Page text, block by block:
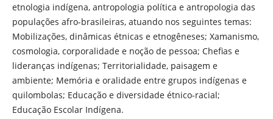
etnologia indígena, antropologia política e antropologia das
populações afro-brasileiras, atuando nos seguintes temas:
Mobilizações, dinâmicas étnicas e etnogêneses; Xamanismo,
cosmologia, corporalidade e noção de pessoa; Chefias e
lideranças indígenas; Territorialidade, paisagem e
ambiente; Memória e oralidade entre grupos indígenas e
quilombolas; Educação e diversidade étnico-racial;
Educação Escolar Indígena.